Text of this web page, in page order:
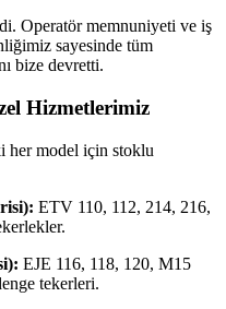
Operatör memnuniyeti ve iş
sayesinde tüm
bize devretti.
Hizmetlerimiz
her model için stoklu
ETV 110, 112, 214, 216,
EJE 116, 118, 120, M15
tekerleri.